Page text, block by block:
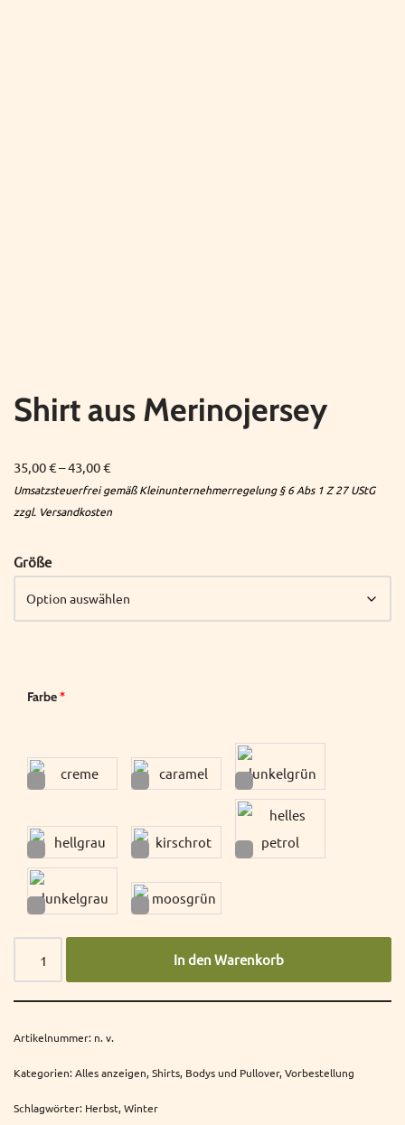
Shirt aus Merinojersey
35,00€–43,00€
Größe
Farbe*
In den Warenkorb
Artikelnummer: n. v.
Kategorien:Alles anzeigen,Shirts, Bodys und Pullover,Vorbestellung
Schlagwörter: Herbst,Winter